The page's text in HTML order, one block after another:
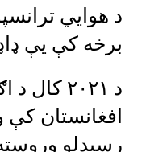
د هوايي
برخه کې یې
د ۲۰۲۱
افغانستان کې
رسیدلو